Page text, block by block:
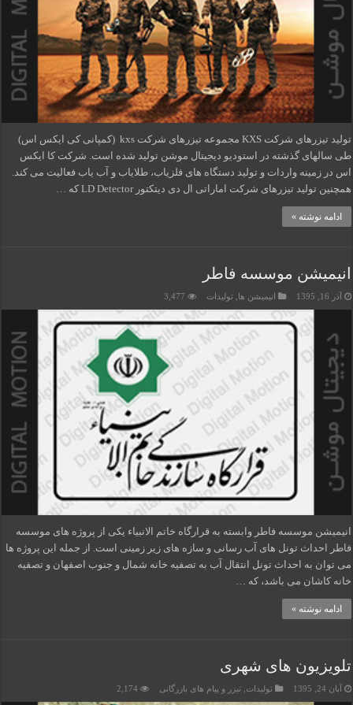
تولید تیزرهای شرکت KXS مجموعه تیزرهای شرکت kxs (کمپانی کی ایکس اس)
طی سالهای گذشته در استودیو دیجیتال موشن تولید شده است. شرکت کا ایکس
اس در زمینه واردات و تولید دستگاه های فلزیاب، طلایاب و آب یاب فعالیت می کند.
همچنین تولید تیزرهای شرکت اماراتی ال دی دیتکتور LD Detector که …
ادامه نوشته »
انیمیشن موسسه فاطر
آذر 16, 1395 انیمیشن ها ,تولیدات 3,477
انیمیشن موسسه فاطر وابسته به قرارگاه خاتم الانبیاء یکی از پروژه های موسسه
فاطر احداث تونل های آب رسانی و سازه های زیر زمینی است. از جمله این پروژه ها
می توان به احداث تونل انتقال آب به تصفیه خانه شمال و جنوب اصفهان و تصفیه
خانه کاشان می باشد، که …
ادامه نوشته »
تلویزیون های شهری
آبان 24, 1395 تولیدات ,تیزر و پیام های بازرگانی 2,174